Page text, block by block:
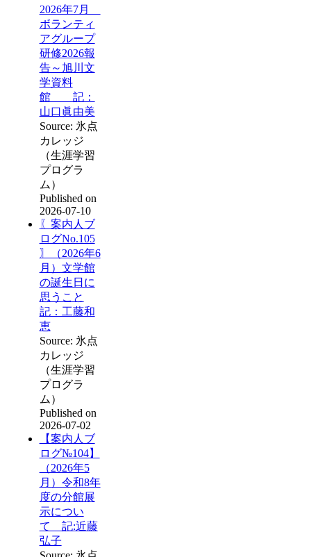
2026年7月
ボランティ
アグループ
研修2026報
告～旭川文
学資料
館 記：
山口眞由美
Source: 氷点
カレッジ
（生涯学習
プログラ
ム）
Published on
2026-07-10
〖案内人ブ
ログNo.105
〗（2026年6
月）文学館
の誕生日に
思うこと
記：工藤和
恵
Source: 氷点
カレッジ
（生涯学習
プログラ
ム）
Published on
2026-07-02
【案内人ブ
ログ№104】
（2026年5
月）令和8年
度の分館展
示につい
て 記:近藤
弘子